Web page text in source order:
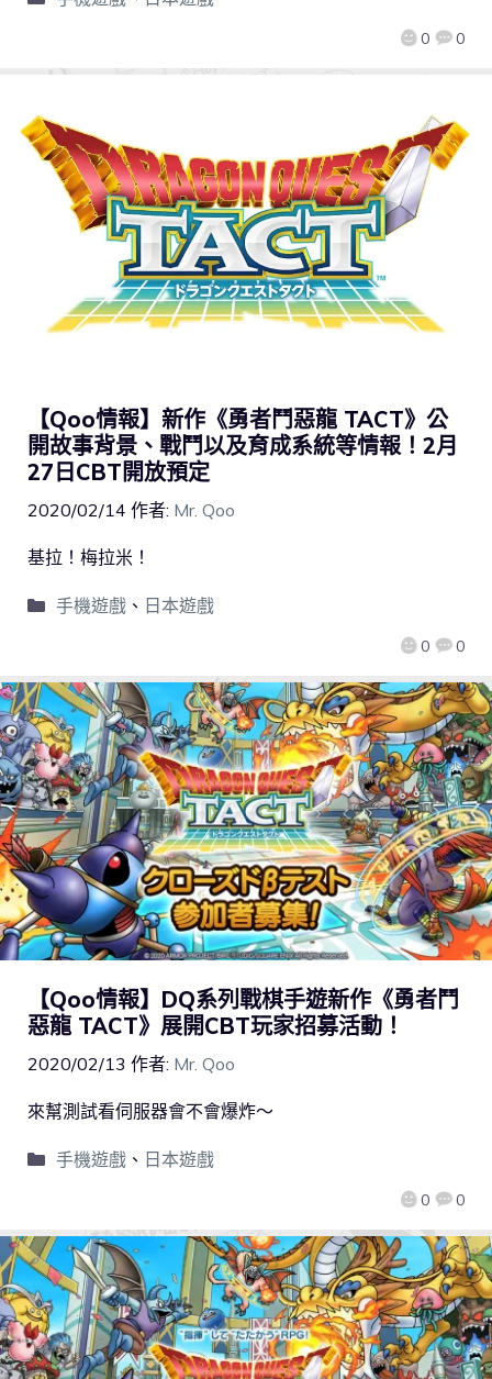
0 0
【Qoo情報】新作《勇者鬥惡龍 TACT》公
開故事背景、戰鬥以及育成系統等情報！2月
27日CBT開放預定
2020/02/14 作者: Mr. Qoo
0 0
基拉！梅拉米！
手機遊戲、 日本遊戲
【Qoo情報】DQ系列戰棋手遊新作《勇者鬥
惡龍 TACT》展開CBT玩家招募活動！
2020/02/13 作者: Mr. Qoo
0 0
來幫測試看伺服器會不會爆炸～
手機遊戲、 日本遊戲